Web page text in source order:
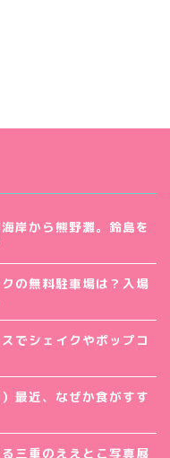
岸から熊野灘。鈴島を
の無料駐車場は？入場
でシェイクやポップコ
最近、なぜか食がすす
三重のええとこ写真展